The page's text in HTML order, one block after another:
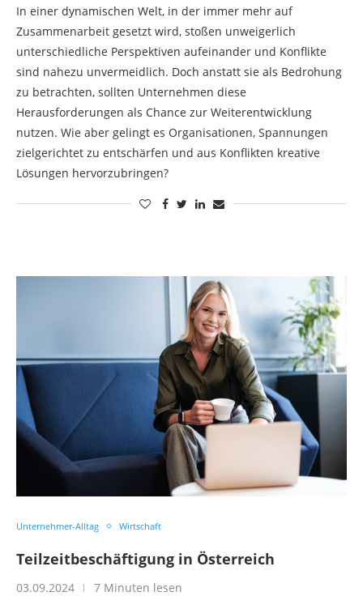
In einer dynamischen Welt, in der immer mehr auf
Zusammenarbeit gesetzt wird, stoßen unweigerlich
unterschiedliche Perspektiven aufeinander und Konflikte
sind nahezu unvermeidlich. Doch anstatt sie als Bedrohung
zu betrachten, sollten Unternehmen diese
Herausforderungen als Chance zur Weiterentwicklung
nutzen. Wie aber gelingt es Organisationen, Spannungen
zielgerichtet zu entschärfen und aus Konflikten kreative
Lösungen hervorzubringen?
Unternehmer-Alltag Wirtschaft
Teilzeitbeschäftigung in Österreich
03.09.2024 7 Minuten lesen